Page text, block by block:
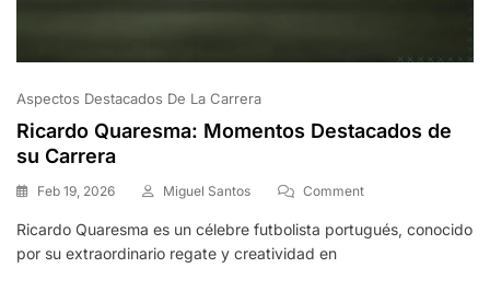
Aspectos Destacados De La Carrera
Ricardo Quaresma: Momentos Destacados de
su Carrera
Feb 19, 2026 Miguel Santos CommentOn
Quaresma:
Ricardo Quaresma es un célebre futbolista portugués, conocido
por su extraordinario regate y creatividad en